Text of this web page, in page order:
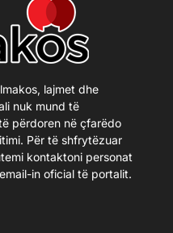
lajmet dhe
nuk mund të
përdoren në çfarëdo
Për të shfrytëzuar
kontaktoni personat
in oficial të portalit.